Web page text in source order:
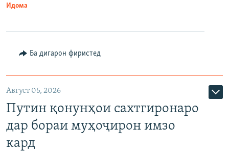
Идома
Ба дигарон фиристед
Август 05, 2026
Путин қонунҳои сахтгиронаро
дар бораи муҳоҷирон имзо
кард